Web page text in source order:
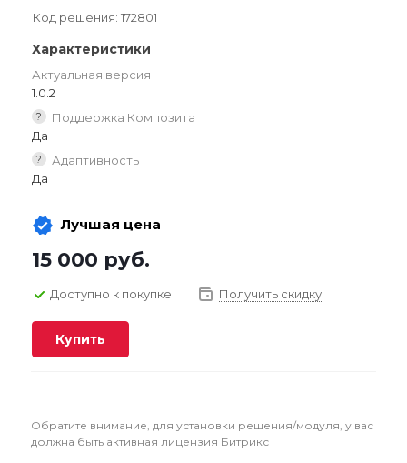
Код решения: 172801
Характеристики
Актуальная версия
1.0.2
?
Поддержка Композита
Да
?
Адаптивность
Да
Лучшая цена
15 000 руб.
Доступно к покупке Получить скидку
Купить
Обратите внимание, для установки решения/модуля, у вас
должна быть активная лицензия Битрикс